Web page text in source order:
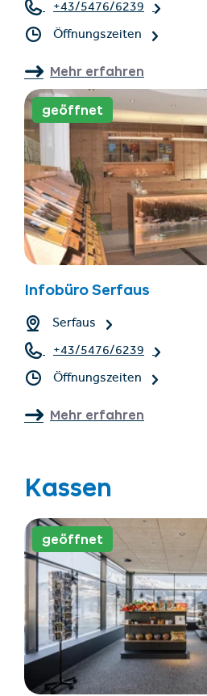
+43/5476/6239
Öffnungszeiten
Mehr erfahren
geöffnet
Infobüro Serfaus
Serfaus
+43/5476/6239
Öffnungszeiten
Mehr erfahren
Kassen
geöffnet